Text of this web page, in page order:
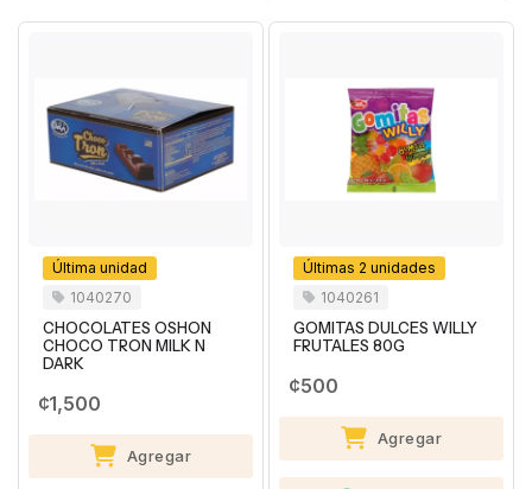
Última unidad
1040270
CHOCOLATES OSHON
CHOCO TRON MILK N
DARK
¢1,500
Agregar
Últimas 2 unidades
1040261
GOMITAS DULCES WILLY
FRUTALES 80G
¢500
Agregar